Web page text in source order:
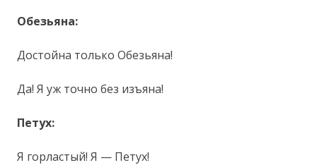
Обезьяна:
Достойна только Обезьяна!
Да! Я уж точно без изъяна!
Петух:
Я горластый! Я — Петух!